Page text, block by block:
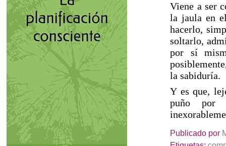
Viene a ser
la jaula en
hacerlo,
soltarlo,
por sí
la sabiduría.
Y es que,
puño por
Publicado por